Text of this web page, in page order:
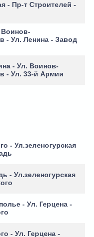
- Пр-т Строителей -
- Ул. Ленина - Завод
- Ул. Воинов-
- Ул. 33-й Армии
- Ул.зеленогурская
- Ул.зеленогурская
- Ул. Герцена -
- Ул. Герцена -